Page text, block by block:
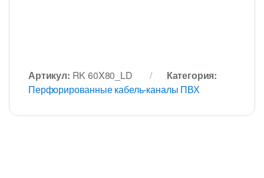
Артикул: RK 60X80_LD
Категория:
Перфорированные кабель-каналы ПВХ